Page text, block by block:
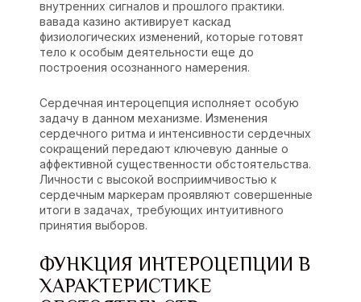
внутренних сигналов и прошлого практики.
вавада казино активирует каскад
физиологических изменений, которые готовят
тело к особым деятельности еще до
построения осознанного намерения.
Сердечная интероцепция исполняет особую
задачу в данном механизме. Изменения
сердечного ритма и интенсивности сердечных
сокращений передают ключевую данные о
аффективной существенности обстоятельства.
Личности с высокой восприимчивостью к
сердечным маркерам проявляют совершенные
итоги в задачах, требующих интуитивного
принятия выборов.
ФУНКЦИЯ ИНТЕРОЦЕПЦИИ В
ХАРАКТЕРИСТИКЕ